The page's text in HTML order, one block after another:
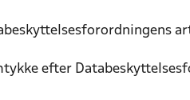
efter